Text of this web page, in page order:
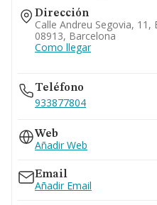
Dirección
Calle Andreu Segovia, 11,
08913, Barcelona
Como llegar
Teléfono
933877804
Web
Añadir Web
Email
Añadir Email